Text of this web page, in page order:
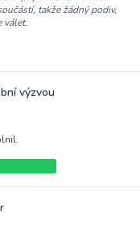
takže žádný podiv,
válet.
výzvou